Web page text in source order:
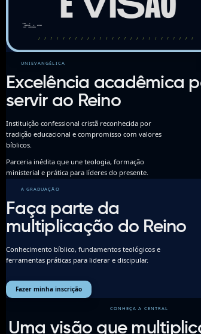
UNIEVANGÉLICA
Excelência acadêmica
servir ao Reino
Instituição confessional cristã reconhecida por
tradição educacional e compromisso com valores
bíblicos.
Parceria inédita que une teologia, formação
ministerial e prática para líderes do presente.
A GRADUAÇÃO
Faça parte da
multiplicação do Reino
Conhecimento bíblico, fundamentos teológicos e
ferramentas práticas para liderar e discipular.
Fazer minha inscrição
CONHEÇA A CENTRAL
Uma visão que